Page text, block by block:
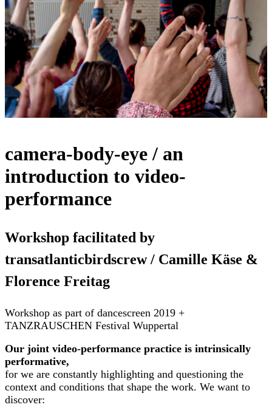
camera-body-eye / an
introduction to video-
performance
Workshop facilitated by
transatlanticbirdscrew / Camille Käse &
Florence Freitag
Workshop as part of dancescreen 2019 +
TANZRAUSCHEN Festival Wuppertal
Our joint video-performance practice is intrinsically
performative,
for we are constantly highlighting and questioning the
context and conditions that shape the work. We want to
discover: